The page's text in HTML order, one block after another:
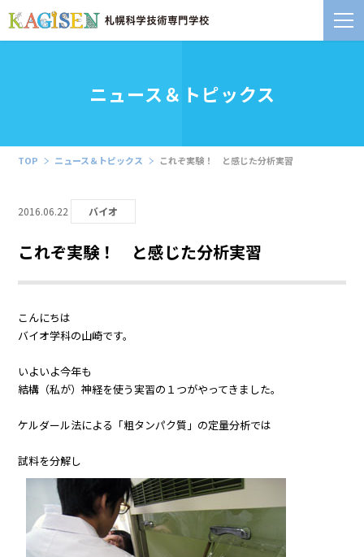
ニュース＆トピックス
TOP ニュース＆トピックス これぞ実験！ と感じた分析実習
2016.06.22 バイオ
これぞ実験！ と感じた分析実習
こんにちは
バイオ学科の山崎です。
いよいよ今年も
結構（私が）神経を使う実習の１つがやってきました。
ケルダール法による「粗タンパク質」の定量分析では
試料を分解し